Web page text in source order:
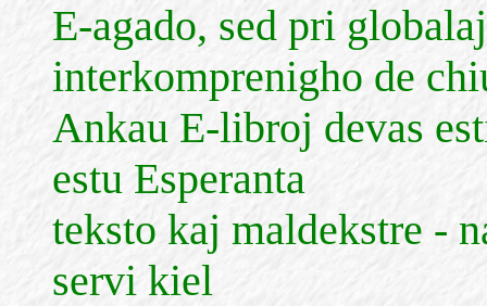
E-agado, sed pri
interkomprenigho de
Ankau E-libroj devas
estu Esperanta
teksto kaj maldekstre -
servi kiel